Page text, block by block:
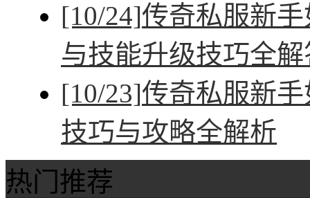
[10/24]传奇私服新
与技能升级技巧全解
[10/23]传奇私服新
技巧与攻略全解析
热门推荐